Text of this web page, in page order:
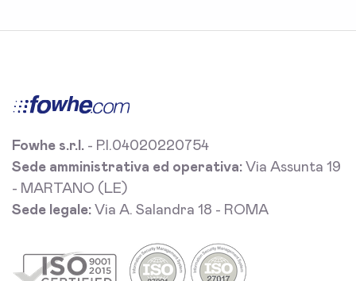
Fowhe s.r.l. - P.I.04020220754
Sede amministrativa ed operativa: Via Assunta 19
- MARTANO (LE)
Sede legale: Via A. Salandra 18 - ROMA